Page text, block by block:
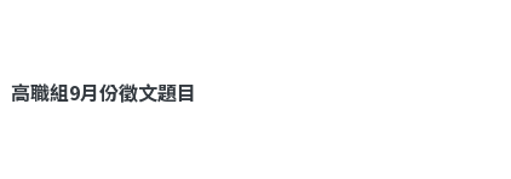
高職組9月份徵文題目